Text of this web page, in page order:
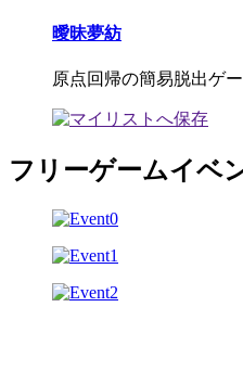
曖昧夢紡
原点回帰の簡易脱出ゲ
フリーゲームイベ